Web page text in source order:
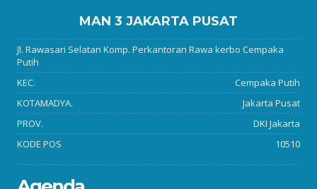
MAN 3 JAKARTA PUSAT
Jl. Rawasari Selatan Komp. Perkantoran Rawa kerbo Cempaka
Putih
KEC.
Cempaka Putih
KOTAMADYA.
Jakarta Pusat
PROV.
DKI Jakarta
KODE POS
10510